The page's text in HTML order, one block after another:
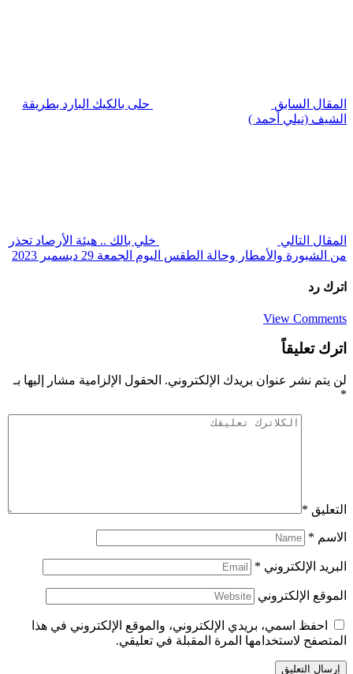
المقال السابق
حلى بالكيك البارد بطريقة
الشيف (نيلي أحمد )
المقال التالي
خلي بالك .. هيئة الأرصاد تحذر
من الشبورة والأمطار وحالة الطقس اليوم الجمعة 29 ديسمبر 2023
اترك رد
View Comments
اترك تعليقاً
لن يتم نشر عنوان بريدك الإلكتروني. الحقول الإلزامية مشار إليها بـ
*
التعليق *
الاسم *
البريد الإلكتروني *
الموقع الإلكتروني
احفظ اسمي، بريدي الإلكتروني، والموقع الإلكتروني في هذا
المتصفح لاستخدامها المرة المقبلة في تعليقي.